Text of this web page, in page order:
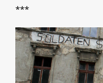
***